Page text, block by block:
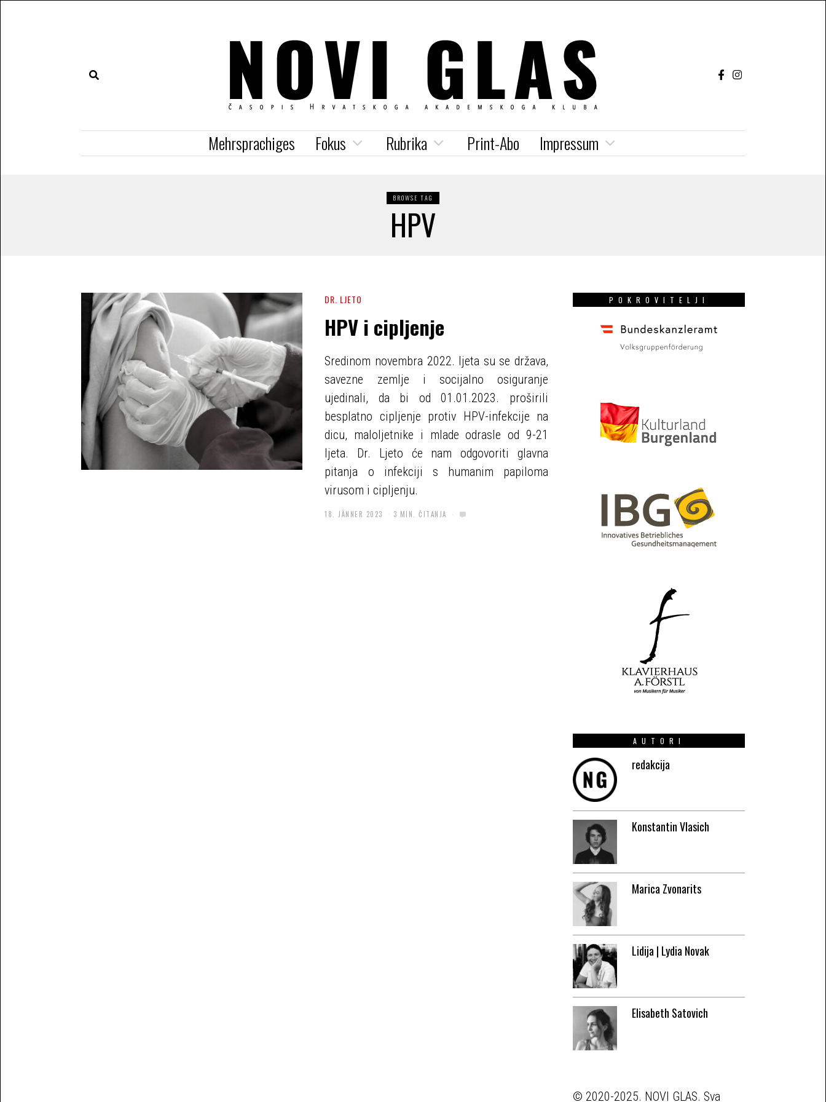
Mehrsprachiges Fokus Rubrika Print-Abo Impressum
BROWSE TAG
HPV
DR. LJETO
HPV i cipljenje
Sredinom novembra 2022. ljeta su se država,
savezne zemlje i socijalno osiguranje
ujedinali, da bi od 01.01.2023. proširili
besplatno cipljenje protiv HPV-infekcije na
dicu, maloljetnike i mlade odrasle od 9-21
ljeta. Dr. Ljeto će nam odgovoriti glavna
pitanja o infekciji s humanim papiloma
virusom i cipljenju.
18. JÄNNER 2023 3 MIN. ČITANJA
POKROVITELJI
AUTORI
redakcija
Konstantin Vlasich
Marica Zvonarits
Lidija | Lydia Novak
Elisabeth Satovich
© 2020-2025. NOVI GLAS. Sva